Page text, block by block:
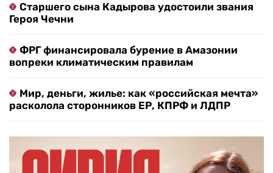
Старшего сына Кадырова удостоили звания
Героя Чечни
ФРГ финансировала бурение в Амазонии
вопреки климатическим правилам
Мир, деньги, жилье: как «российская мечта»
расколола сторонников ЕР, КПРФ и ЛДПР